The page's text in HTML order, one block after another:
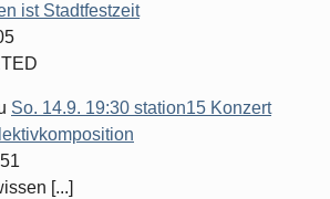
ist Stadtfestzeit
So. 14.9. 19:30 station15 Konzert
[...]